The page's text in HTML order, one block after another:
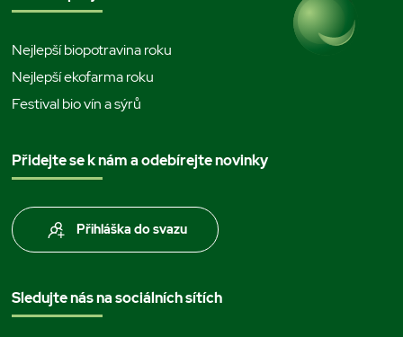
Nejlepší biopotravina roku
Nejlepší ekofarma roku
Festival bio vín a sýrů
Přidejte se k nám a odebírejte novinky
Přihláška do svazu
Sledujte nás na sociálních sítích